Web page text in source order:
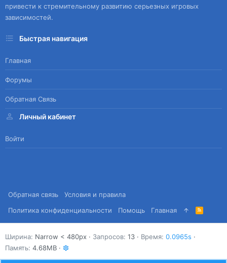
привести к стремительному развитию серьезных игровых
зависимостей.
Быстрая навигация
Главная
Форумы
Обратная Связь
Личный кабинет
Войти
Обратная связь
Условия и правила
Политика конфиденциальности
Помощь Главная
R
S
S
Ширина Запросов 13 Время 0.0965s
Память 4.68MB